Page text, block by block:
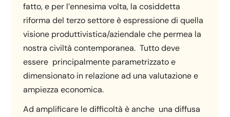
fatto, e per l’ennesima volta, la cosiddetta
riforma del terzo settore è espressione di quella
visione produttivistica/aziendale che permea la
nostra civiltà contemporanea. Tutto deve
essere principalmente parametrizzato e
dimensionato in relazione ad una valutazione e
ampiezza economica.
Ad amplificare le difficoltà è anche una diffusa